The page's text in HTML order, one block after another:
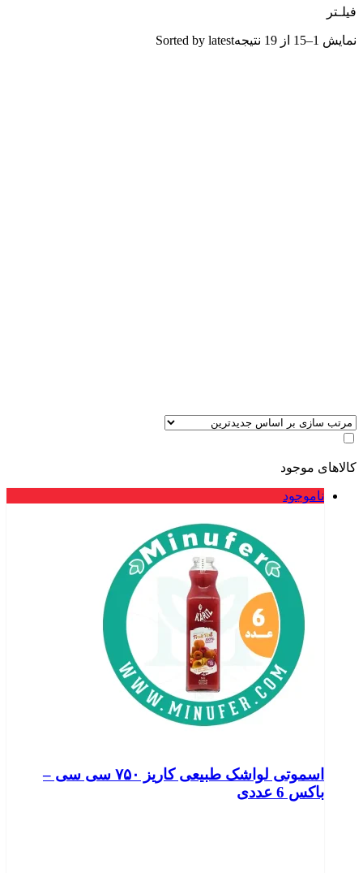
فیلـتر
نمایش 1–15 از 19 نتیجه Sorted by latest
کالاهای موجود
ناموجود
اسموتی لواشک طبیعی کاریز ۷۵۰ سی سی –
باکس 6 عددی